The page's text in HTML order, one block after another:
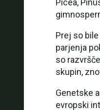
Picea,
Prej so
parjenja
so
skupin,
Genetske
evropski